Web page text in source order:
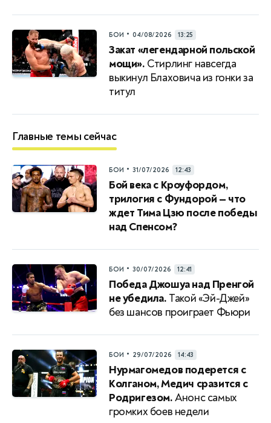
БОИ • 04/08/2026 13:25
Закат «легендарной польской
мощи». Стирлинг навсегда
выкинул Блаховича из гонки за
титул
Главные темы сейчас
БОИ • 31/07/2026 12:43
Бой века с Кроуфордом,
трилогия с Фундорой — что
ждет Тима Цзю после победы
над Спенсом?
БОИ • 30/07/2026 12:41
Победа Джошуа над Пренгой
не убедила. Такой «Эй-Джей»
без шансов проиграет Фьюри
БОИ • 29/07/2026 14:43
Нурмагомедов подерется с
Колганом, Медич сразится с
Родригезом.Анонс самых
громких боев недели